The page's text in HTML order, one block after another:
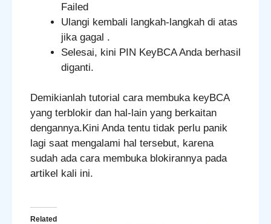
Failed
Ulangi kembali langkah-langkah di atas
jika gagal .
Selesai, kini PIN KeyBCA Anda berhasil
diganti.
Demikianlah tutorial cara membuka keyBCA
yang terblokir dan hal-lain yang berkaitan
dengannya.Kini Anda tentu tidak perlu panik
lagi saat mengalami hal tersebut, karena
sudah ada cara membuka blokirannya pada
artikel kali ini.
Related